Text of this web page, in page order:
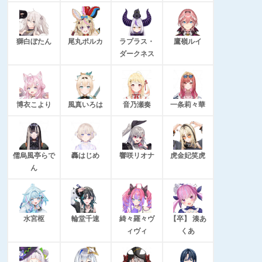
獅白ぼたん 尾丸ポルカ
ラプラス・
ダークネス
鷹嶺ルイ
博衣こより 風真いろは 音乃瀬奏 一条莉々華
儒烏風亭らで
ん
轟はじめ 響咲リオナ 虎金妃笑虎
水宮枢 輪堂千速
綺々羅々ヴ
ィヴィ
【卒】 湊あ
くあ